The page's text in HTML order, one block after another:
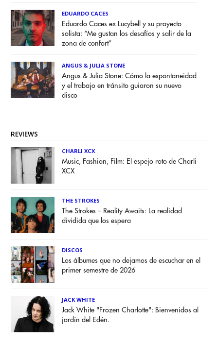
EDUARDO CACES
Eduardo Caces ex Lucybell y su proyecto
solista: “Me gustan los desafíos y salir de la
zona de confort”
ANGUS & JULIA STONE
Angus & Julia Stone: Cómo la espontaneidad
y el trabajo en tránsito guiaron su nuevo
disco
REVIEWS
CHARLI XCX
Music, Fashion, Film: El espejo roto de Charli
XCX
THE STROKES
The Strokes – Reality Awaits: La realidad
dividida que los espera
DISCOS
Los álbumes que no dejamos de escuchar en el
primer semestre de 2026
JACK WHITE
Jack White "Frozen Charlotte": Bienvenidos al
jardín del Edén.